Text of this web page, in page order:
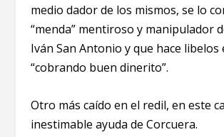
medio dador de los mismos, se lo
“menda” mentiroso y manipulador
Iván San Antonio y que hace libelos
“cobrando buen dinerito”.
Otro más caído en el redil, en este
inestimable ayuda de Corcuera.